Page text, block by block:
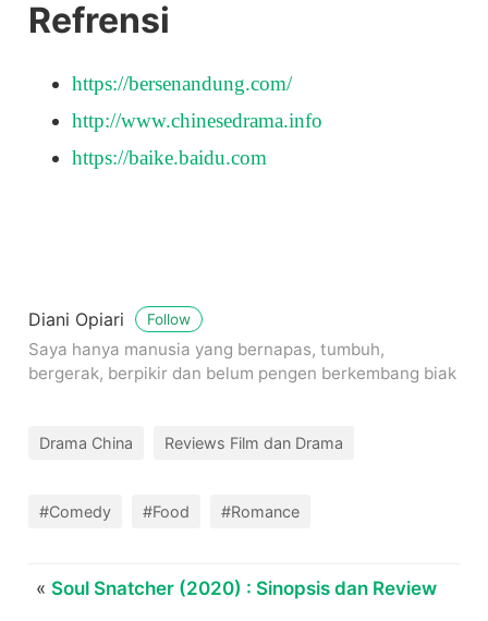
Refrensi
https://bersenandung.com/
http://www.chinesedrama.info
https://baike.baidu.com
Diani Opiari Follow
Saya hanya manusia yang bernapas, tumbuh,
bergerak, berpikir dan belum pengen berkembang biak
Drama China Reviews Film dan Drama
#Comedy #Food #Romance
« Soul Snatcher (2020) : Sinopsis dan Review